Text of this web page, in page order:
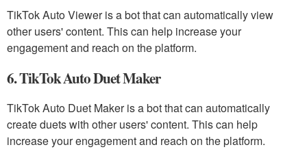
TikTok Auto Viewer is a bot that can automatically view
other users' content. This can help increase your
engagement and reach on the platform.
6. TikTok Auto Duet Maker
TikTok Auto Duet Maker is a bot that can automatically
create duets with other users' content. This can help
increase your engagement and reach on the platform.